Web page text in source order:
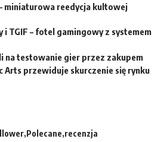
miniaturowa reedycja kultowej
i TGIF – fotel gamingowy z systemem
na testowanie gier przez zakupem
Arts przewiduje skurczenie się rynku
Polecane recenzja